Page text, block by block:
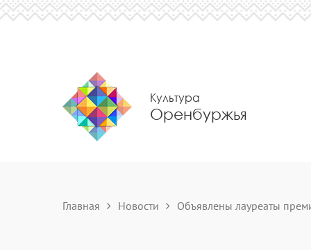
Культура
Оренбуржья
Главная Новости Объявлены лауреаты